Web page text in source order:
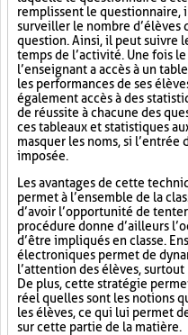
remplissent le questionnaire,
surveiller le nombre
question. Ainsi, il peut suivre
temps de l’activité. Une fois
l’enseignant a accès à un
les performances de ses
également accès à des
de réussite à chacune des
ces tableaux et statistiques
masquer les noms, si
imposée.
Les avantages de cette
permet à l’ensemble de la
d’avoir l’opportunité de
procédure donne d’ailleurs
d’être impliqués en classe.
électroniques permet de
l’attention des élèves,
De plus, cette stratégie
réel quelles sont les notions
les élèves, ce qui lui permet
sur cette partie de la matière.